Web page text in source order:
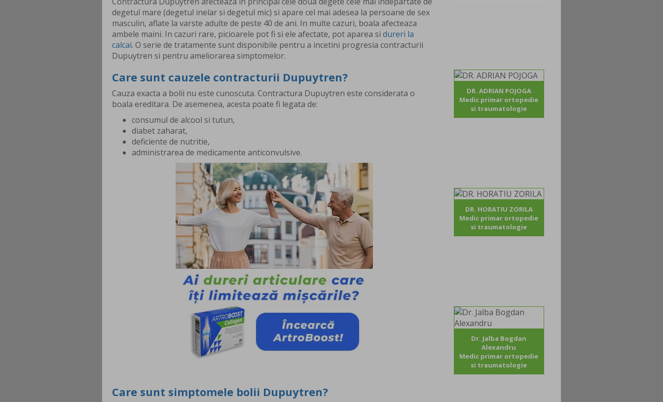
degetul mare (degetul inelar si degetul mic) si apare cel mai adesea la persoane de sex
masculin, aflate la varste adulte de peste 40 de ani. In multe cazuri, boala afecteaza
ambele maini. In cazuri rare, picioarele pot fi si ele afectate, pot aparea si dureri la
calcai. O serie de tratamente sunt disponibile pentru a incetini progresia contracturii
Dupuytren si pentru ameliorarea simptomelor.
Care sunt cauzele contracturii Dupuytren?
Cauza exacta a bolii nu este cunoscuta. Contractura Dupuytren este considerata o
boala ereditara. De asemenea, acesta poate fi legata de:
consumul de alcool si tutun,
diabet zaharat,
deficiente de nutritie,
administrarea de medicamente anticonvulsive.
Care sunt simptomele bolii Dupuytren?
DR. ADRIAN POJOGA
Medic primar ortopedie
si traumatologie
DR. HORATIU ZORILA
Medic primar ortopedie
si traumatologie
Dr. Jalba Bogdan
Alexandru
Medic primar ortopedie
si traumatologie